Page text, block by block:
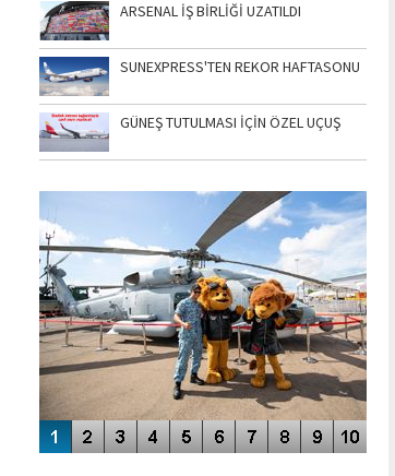
ARSENAL İŞ BİRLİĞİ UZATILDI
SUNEXPRESS'TEN REKOR HAFTASONU
GÜNEŞ TUTULMASI İÇİN ÖZEL UÇUŞ
SİNGAPUR AIRSHOW-2020